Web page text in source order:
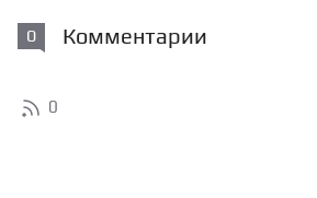
0 Комментарии
0